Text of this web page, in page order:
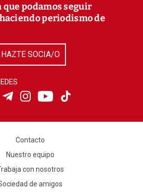
que podamos seguir
periodismo de
HAZTE SOCIA/O
Contacto
Nuestro equipo
con nosotros
de amigos